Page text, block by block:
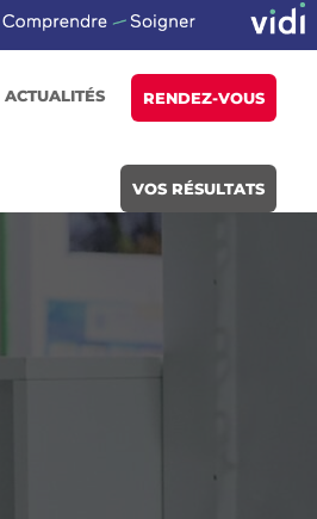
ACTUALITÉS RENDEZ-VOUS
VOS RÉSULTATS